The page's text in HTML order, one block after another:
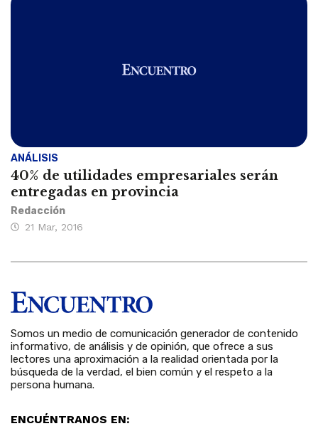
ANÁLISIS
40% de utilidades empresariales serán
entregadas en provincia
Redacción
21 Mar, 2016
Somos un medio de comunicación generador de contenido
informativo, de análisis y de opinión, que ofrece a sus
lectores una aproximación a la realidad orientada por la
búsqueda de la verdad, el bien común y el respeto a la
persona humana.
ENCUÉNTRANOS EN: